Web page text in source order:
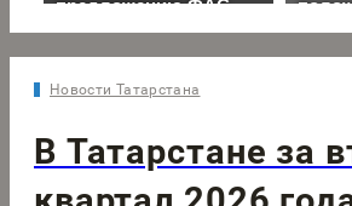
Новости Татарстана
В Татарстане за